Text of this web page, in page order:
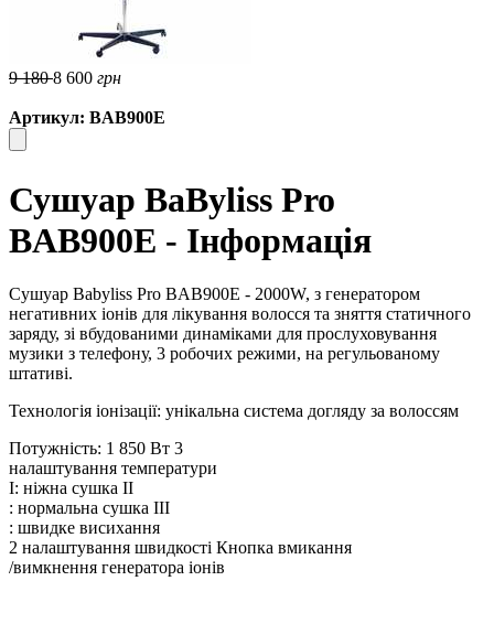
9 1808 600 грн
Артикул: BAB900E
Сушуар BaByliss Pro
BAB900E - Інформація
Сушуар Babyliss Pro BAB900E - 2000W, з генератором
негативних іонів для лікування волосся та зняття статичного
заряду, зі вбудованими динаміками для прослуховування
музики з телефону, 3 робочих режими, на регульованому
штативі.
Технологія іонізації: унікальна система догляду за волоссям
Потужність: 1 850 Вт 3
налаштування температури
I: ніжна сушка II
: нормальна сушка III
: швидке висихання
2 налаштування швидкості Кнопка вмикання
/вимкнення генератора іонів